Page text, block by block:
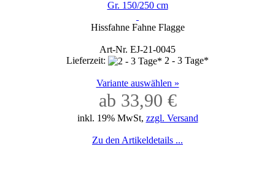
Gr. 150/250 cm
Hissfahne Fahne Flagge
Art-Nr. EJ-21-0045
Lieferzeit:
2 - 3 Tage*
Variante auswählen »
ab 33,90 €
inkl. 19% MwSt, zzgl. Versand
Zu den Artikeldetails ...